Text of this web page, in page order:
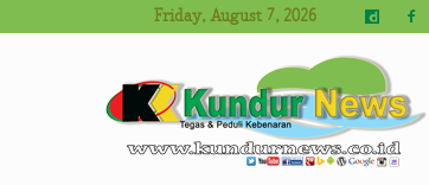
Friday, August 7, 2026